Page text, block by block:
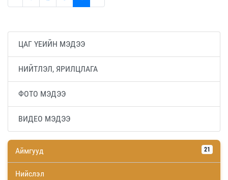
ЦАГ ҮЕИЙН МЭДЭЭ
НИЙТЛЭЛ, ЯРИЛЦЛАГА
ФОТО МЭДЭЭ
ВИДЕО МЭДЭЭ
Аймгууд 21
Нийслэл